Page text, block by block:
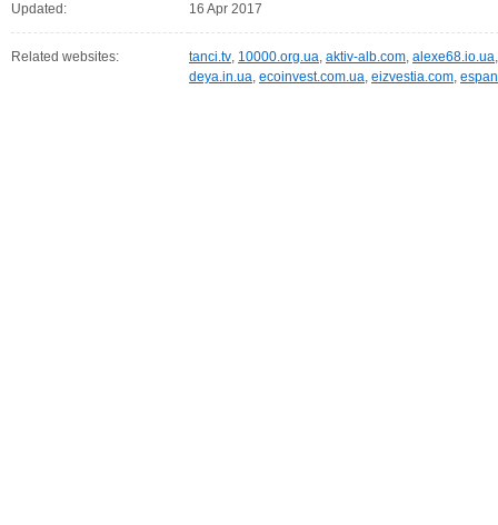
Updated: 16 Apr 2017
Related websites: tanci.tv, 10000.org.ua, aktiv-alb.com, alexe68.io.ua
deya.in.ua, ecoinvest.com.ua, eizvestia.com,